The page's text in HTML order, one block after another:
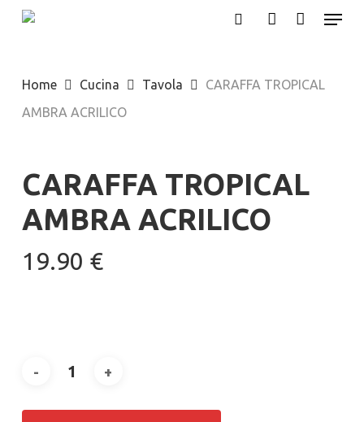
Skip
content
Menu
Home Cucina Tavola
CARAFFA TROPICAL
AMBRA ACRILICO
CARAFFA TROPICAL
AMBRA ACRILICO
19.90 €